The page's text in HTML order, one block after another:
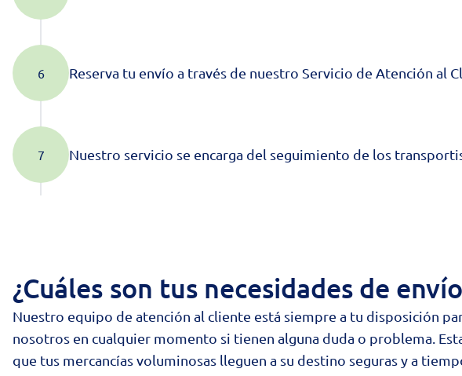
Reserva tu envío a través de nuestro Servicio de Atención al
Nuestro servicio se encarga del seguimiento de los
¿Cuáles son tus necesidades de
Nuestro equipo de atención al cliente está siempre a tu disposición
nosotros en cualquier momento si tienen alguna duda o problema.
que tus mercancías voluminosas lleguen a su destino seguras y a